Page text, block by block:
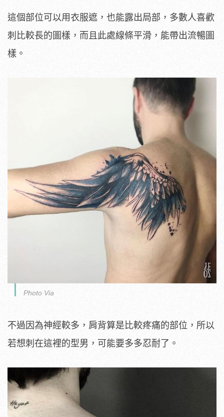
這個部位可以用衣服遮，也能露出局部，多數人喜歡
刺比較長的圖樣，而且此處線條平滑，能帶出流暢圖
樣。
Photo Via
不過因為神經較多，肩背算是比較疼痛的部位，所以
若想刺在這裡的型男，可能要多多忍耐了。